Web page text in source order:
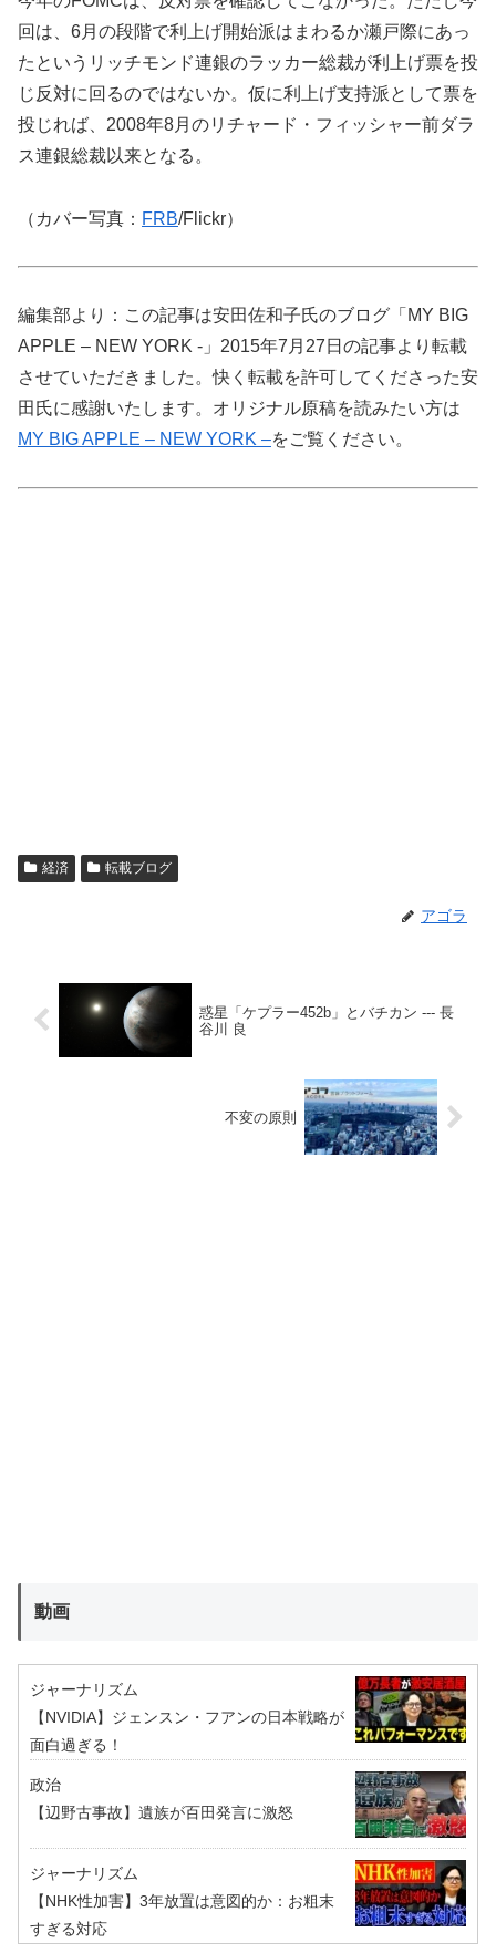
回は、6月の段階で利上げ開始派はまわるか瀬戸際にあっ
たというリッチモンド連銀のラッカー総裁が利上げ票を投
じ反対に回るのではないか。仮に利上げ支持派として票を
投じれば、2008年8月のリチャード・フィッシャー前ダラ
ス連銀総裁以来となる。
（カバー写真： FRB/Flickr）
編集部より：この記事は安田佐和子氏のブログ「MY BIG
APPLE – NEW YORK -」2015年7月27日の記事より転載
させていただきました。快く転載を許可してくださった安
田氏に感謝いたします。オリジナル原稿を読みたい方は
MY BIG APPLE – NEW YORK –をご覧ください。
経済 転載ブログ
アゴラ
惑星「ケプラー452b」とバチカン --- 長
谷川 良
不変の原則
動画
ジャーナリズム
【NVIDIA】ジェンスン・フアンの日本戦略が
面白過ぎる！
政治
【辺野古事故】遺族が百田発言に激怒
ジャーナリズム
【NHK性加害】3年放置は意図的か：お粗末
すぎる対応